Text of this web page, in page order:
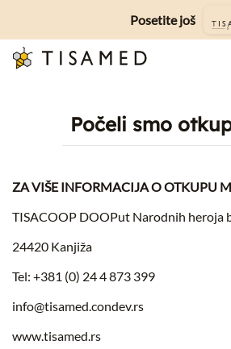
Posetite još
Počeli smo
ZA VIŠE INFORMACIJA O OTKUPU
TISACOOP DOOPut Narodnih heroja
24420 Kanjiža
Tel: +381 (0) 24 4 873 399
info@tisamed.condev.rs
www.tisamed.rs